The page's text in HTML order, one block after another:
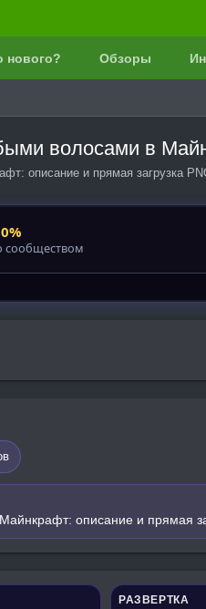
нового? Обзоры
волосами в
описание и прямая загрузка
описание и прямая
РАЗВЕРТКА